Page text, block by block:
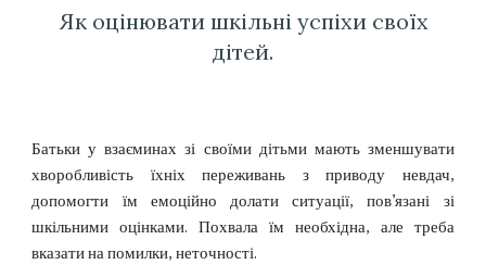
Як оцінювати шкільні успіхи своїх
дітей.
Батьки у взаєминах зі своїми дітьми мають зменшувати
хворобливість їхніх переживань з приводу невдач,
допомогти їм емоційно долати ситуації, пов’язані зі
шкільними оцінками. Похвала їм необхідна, але треба
вказати на помилки, неточності.